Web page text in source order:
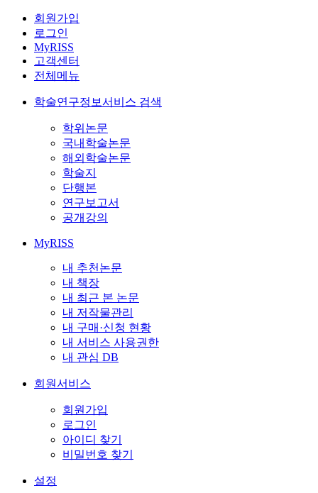
회원가입
로그인
MyRISS
고객센터
전체메뉴
학술연구정보서비스 검색
학위논문
국내학술논문
해외학술논문
학술지
단행본
연구보고서
공개강의
MyRISS
내 추천논문
내 책장
내 최근 본 논문
내 저작물관리
내 구매·신청 현황
내 서비스 사용권한
내 관심 DB
회원서비스
회원가입
로그인
아이디 찾기
비밀번호 찾기
설정